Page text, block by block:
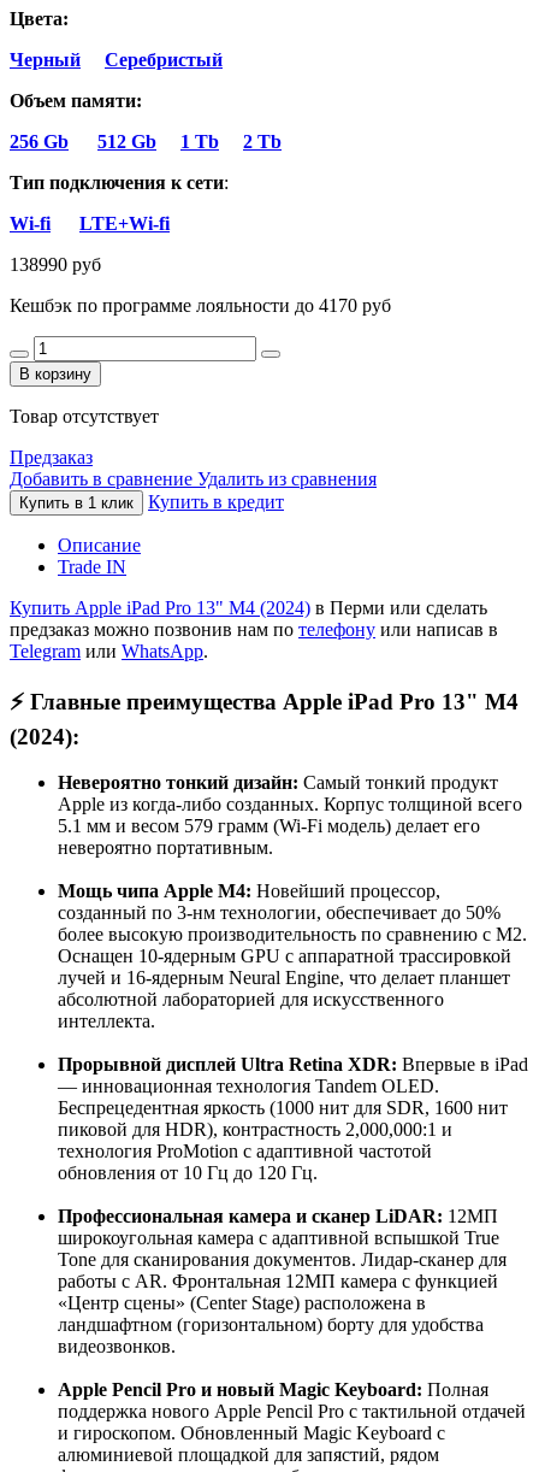
Цвета:
Черный
Серебристый
Объем памяти:
256 Gb
512 Gb 1 Тb
2 Tb
Тип подключения к сети:
Wi-fi
LTE+Wi-fi
138990 руб
Кешбэк по программе лояльности до 4170 руб
В корзину
Товар отсутствует
Предзаказ
Добавить в сравнение Удалить из сравнения
Купить в 1 клик Купить в кредит
Описание
Trade IN
Купить Apple iPad Pro 13" M4 (2024) в Перми или сделать
предзаказ можно позвонив нам по телефону или написав в
Telegram или WhatsApp.
⚡️ Главные преимущества Apple iPad Pro 13" M4
(2024):
Невероятно тонкий дизайн: Самый тонкий продукт
Apple из когда-либо созданных. Корпус толщиной всего
5.1 мм и весом 579 грамм (Wi-Fi модель) делает его
невероятно портативным.
Мощь чипа Apple M4: Новейший процессор,
созданный по 3-нм технологии, обеспечивает до 50%
более высокую производительность по сравнению с M2.
Оснащен 10-ядерным GPU с аппаратной трассировкой
лучей и 16-ядерным Neural Engine, что делает планшет
абсолютной лабораторией для искусственного
интеллекта.
Прорывной дисплей Ultra Retina XDR: Впервые в iPad
— инновационная технология Tandem OLED.
Беспрецедентная яркость (1000 нит для SDR, 1600 нит
пиковой для HDR), контрастность 2,000,000:1 и
технология ProMotion с адаптивной частотой
обновления от 10 Гц до 120 Гц.
Профессиональная камера и сканер LiDAR: 12МП
широкоугольная камера с адаптивной вспышкой True
Tone для сканирования документов. Лидар-сканер для
работы с AR. Фронтальная 12МП камера с функцией
«Центр сцены» (Center Stage) расположена в
ландшафтном (горизонтальном) борту для удобства
видеозвонков.
Apple Pencil Pro и новый Magic Keyboard: Полная
поддержка нового Apple Pencil Pro с тактильной отдачей
и гироскопом. Обновленный Magic Keyboard с
алюминиевой площадкой для запястий, рядом